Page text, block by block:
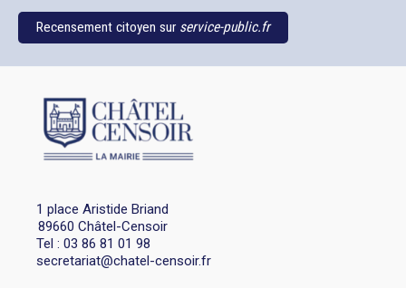
Recensement citoyen sur service-public.fr
1 place Aristide Briand
89660 Châtel-Censoir
Tel : 03 86 81 01 98
secretariat@chatel-censoir.fr